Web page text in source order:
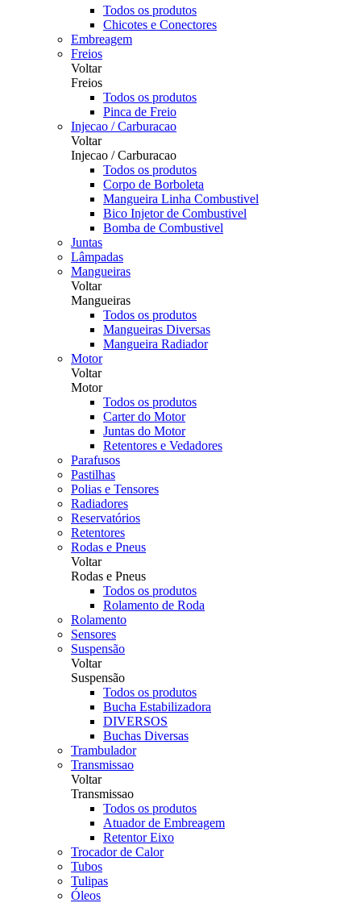
Todos os produtos
Chicotes e Conectores
Embreagem
Freios
Voltar
Freios
Todos os produtos
Pinca de Freio
Injecao / Carburacao
Voltar
Injecao / Carburacao
Todos os produtos
Corpo de Borboleta
Mangueira Linha Combustivel
Bico Injetor de Combustivel
Bomba de Combustivel
Juntas
Lâmpadas
Mangueiras
Voltar
Mangueiras
Todos os produtos
Mangueiras Diversas
Mangueira Radiador
Motor
Voltar
Motor
Todos os produtos
Carter do Motor
Juntas do Motor
Retentores e Vedadores
Parafusos
Pastilhas
Polias e Tensores
Radiadores
Reservatórios
Retentores
Rodas e Pneus
Voltar
Rodas e Pneus
Todos os produtos
Rolamento de Roda
Rolamento
Sensores
Suspensão
Voltar
Suspensão
Todos os produtos
Bucha Estabilizadora
DIVERSOS
Buchas Diversas
Trambulador
Transmissao
Voltar
Transmissao
Todos os produtos
Atuador de Embreagem
Retentor Eixo
Trocador de Calor
Tubos
Tulipas
Óleos